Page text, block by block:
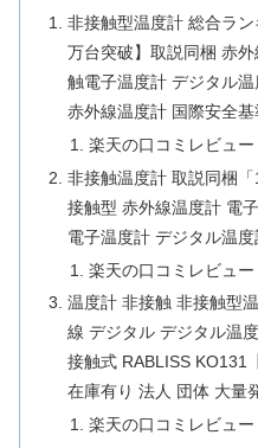
非接触型温度計 総合ラ
万台突破】取説同梱 赤
触電子温度計 デジタル
赤外線温度計 国際安全
楽天の口コミレビュー
非接触温度計 取説同梱
接触型 赤外線温度計 電
電子温度計 デジタル温度
楽天の口コミレビュー
温度計 非接触 非接触型
線 デジタル デジタル温
接触式 RABLISS KO131
在庫有り 法人 団体 大量
楽天の口コミレビュー